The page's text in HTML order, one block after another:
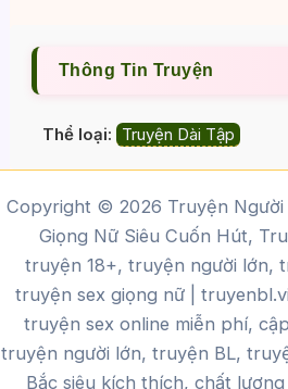
Thông Tin Truyện
Thể loại: Truyện Dài Tập
Copyright © 2026 Truyện Người
Giọng Nữ Siêu Cuốn Hút,
truyện 18+, truyện người lớn,
truyện sex giọng nữ |
truyện sex online miễn phí,
truyện người lớn, truyện BL,
Bắc siêu kích thích, chất lượng